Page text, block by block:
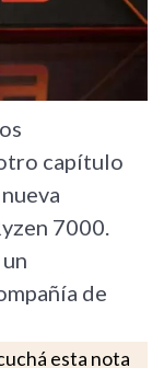
capítulo
7000.
de
esta nota